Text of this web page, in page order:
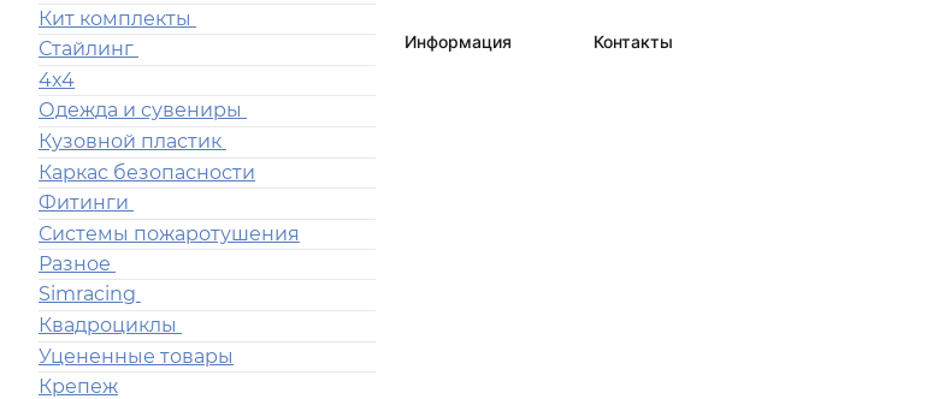
Кит комплекты
Стайлинг
4x4
Одежда и сувениры
Кузовной пластик
Каркас безопасности
Фитинги
Системы пожаротушения
Разное
Simracing
Квадроциклы
Уцененные товары
Крепеж
Информация Контакты